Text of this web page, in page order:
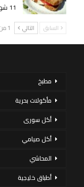
11 شهر منذ
السابق التالي 1 من 2٬261
مطبخ
مأكولات بحرية
أكل سورى
أكل صيامي
المحاشي
أطباق خليجية